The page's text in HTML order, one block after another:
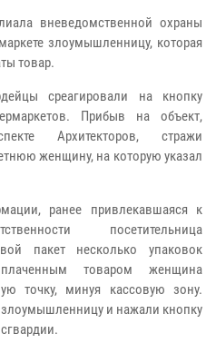
вневедомственной охраны
злоумышленницу, которая
товар.
среагировали на кнопку
Прибыв на объект,
Архитекторов, стражи
женщину, на которую указал
ранее привлекавшаяся к
посетительница
пакет несколько упаковок
товаром женщина
точку, минуя кассовую зону.
и нажали кнопку